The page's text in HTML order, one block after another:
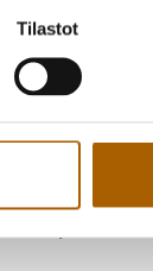
Tilastot
kyläyhdistys
tori, josta
on tarjolla